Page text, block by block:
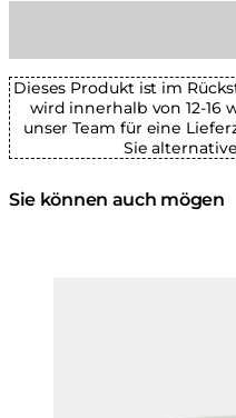
Dieses Produkt ist im
wird innerhalb von 12-16
unser Team für eine
Sie
Sie können auch mögen